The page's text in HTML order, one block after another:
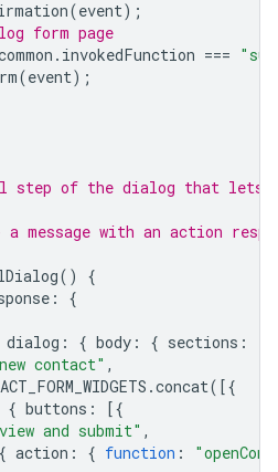
(event);
form page
. invokedFunction ===
(event);
step of the dialog that lets
message with an action
()
{
:
{
dialog : { body : { sections :
contact" ,
.concat([{
{ buttons :
[{
and submit" ,
{ action : { function :